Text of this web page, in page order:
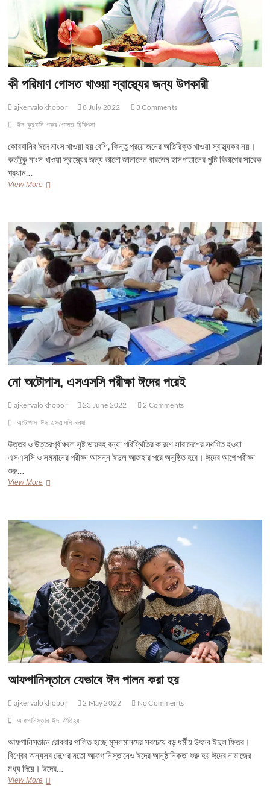
কী পরিমাণ গোসত খাওয়া স্বাস্থ্যের জন্য উপকারী
ajkervalokhobor 8 July 2022
3 Comments
ঈদ কুরবানি গরুর গোসত চিকিৎসা
কোরবানির ঈদে মাংস খাওয়া হয় বেশি, কিন্তু প্রয়োজনের অতিরিক্ত খাওয়া স্বাস্থ্যকর নয়।
কতটুকু মাংস খাওয়া স্বাস্থ্যের জন্য ভালো জানালেন বারডেম হাসপাতালের পুষ্টি বিভাগের সাবেক
প্রধান…
View Moreকী
স্বাস্থ্যের
জন্য
উপকারী
নো অটোপাস, এসএসসি পরীক্ষা ঈদের পরেই
ajkervalokhobor 23 June 2022
2 Comments
অটোপাস ঈদ এসএসসি বন্যা
উত্তর ও উত্তরপূর্বাঞ্চলে সৃষ্ট ভায়বহ বন্যা পরিস্থিতির কারণে সারাদেশের স্থগিত হওয়া
এসএসসি ও সমমানের পরীক্ষা আসন্ন ঈদুল আজহার পরে অনুষ্ঠিত হবে। ঈদের আগে পরীক্ষা
শুরু…
View Moreনো
পরেই
আফগানিস্তানে যেভাবে ঈদ পালন করা হয়
ajkervalokhobor 2 May 2022
No Comments
আফগানিস্তান ঈদ ঐতিহ্য
আফগানিস্তানে রোববার পালিত হচ্ছে মুসলমানদের সবচেয়ে বড় ধর্মীয় উৎসব ঈদুল ফিতর।
বিশ্বের অন্যসব দেশের মতো আফগানিস্তানেও ঈদের আনুষ্ঠানিকতা শুরু হয় ঈদের নামাজের
মধ্য দিয়ে। ঈদের…
View Moreআফগানিস্তানে